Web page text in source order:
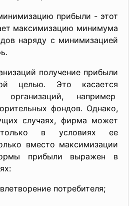
прибыли - этот
максимизацию минимума
наряду с минимизацией
получение прибыли
целью. Это касается
организаций, например
фондов. Однако,
случаях, фирма может
только в условиях ее
вместо максимизации
прибыли выражен в
потребителя;